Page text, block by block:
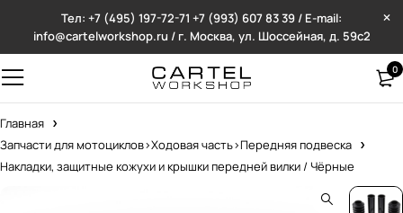
Тел: +7 (495) 197-72-71 +7 (993) 607 83 39 / E-mail:
info@cartelworkshop.ru / г. Москва, ул. Шоссейная, д. 59с2
0
Главная
Запчасти для мотоциклов>Ходовая часть>Передняя подвеска
Накладки, защитные кожухи и крышки передней вилки / Чёрные